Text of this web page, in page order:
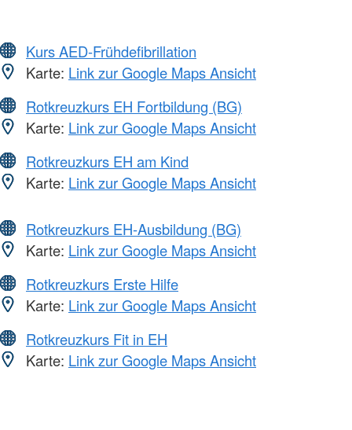
Kurs AED-Frühdefibrillation
Karte: Link zur Google Maps Ansicht
Rotkreuzkurs EH Fortbildung (BG)
Karte: Link zur Google Maps Ansicht
Rotkreuzkurs EH am Kind
Karte: Link zur Google Maps Ansicht
Rotkreuzkurs EH-Ausbildung (BG)
Karte: Link zur Google Maps Ansicht
Rotkreuzkurs Erste Hilfe
Karte: Link zur Google Maps Ansicht
Rotkreuzkurs Fit in EH
Karte: Link zur Google Maps Ansicht